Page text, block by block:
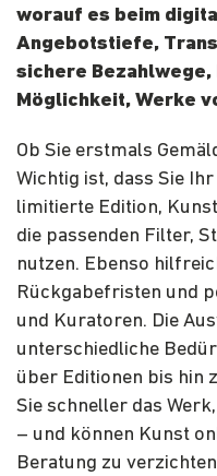
worauf es beim
Angebotstiefe,
sichere
Möglichkeit, Werke
Ob Sie erstmals
Wichtig ist, dass Sie
limitierte Edition,
die passenden Filter,
nutzen. Ebenso
Rückgabefristen und
und Kuratoren. Die
unterschiedliche
über Editionen bis hin
Sie schneller das
– und können Kunst
Beratung zu